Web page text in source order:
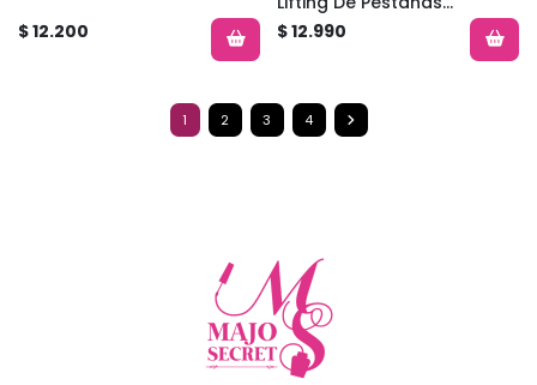
$ 12.200
Lomansa
$ 12.990
1 2 3 4